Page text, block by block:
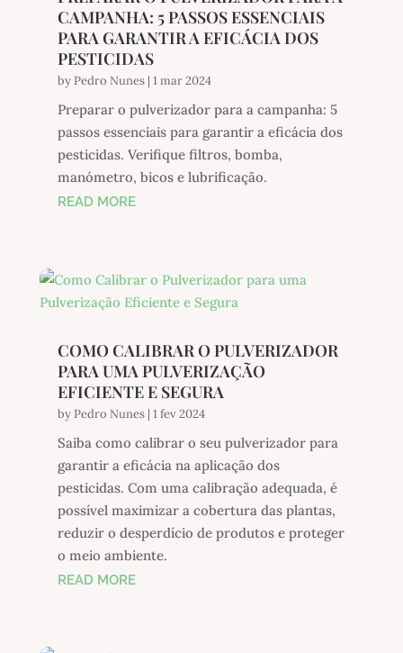
CAMPANHA: 5 PASSOS ESSENCIAIS
PARA GARANTIR A EFICÁCIA DOS
PESTICIDAS
by Pedro Nunes| 1 mar 2024
Preparar o pulverizador para a campanha: 5
passos essenciais para garantir a eficácia dos
pesticidas. Verifique filtros, bomba,
manómetro, bicos e lubrificação.
READ MORE
COMO CALIBRAR O PULVERIZADOR
PARA UMA PULVERIZAÇÃO
EFICIENTE E SEGURA
by Pedro Nunes| 1 fev 2024
Saiba como calibrar o seu pulverizador para
garantir a eficácia na aplicação dos
pesticidas. Com uma calibração adequada, é
possível maximizar a cobertura das plantas,
reduzir o desperdício de produtos e proteger
o meio ambiente.
READ MORE